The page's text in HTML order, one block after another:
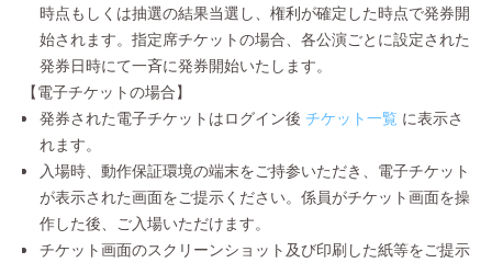
時点もしくは抽選の結果当選し、権利が確定した時点で発券開
始されます。指定席チケットの場合、各公演ごとに設定された
発券日時にて一斉に発券開始いたします。
【電子チケットの場合】
発券された電子チケットはログイン後 チケット一覧 に表示さ
れます。
入場時、動作保証環境の端末をご持参いただき、電子チケット
が表示された画面をご提示ください。係員がチケット画面を操
作した後、ご入場いただけます。
チケット画面のスクリーンショット及び印刷した紙等をご提示